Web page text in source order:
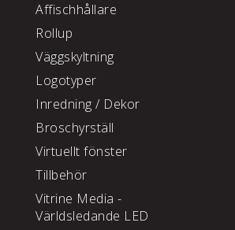
Affischhållare
Rollup
Väggskyltning
Logotyper
Inredning / Dekor
Broschyrställ
Virtuellt fönster
Tillbehör
Vitrine Media -
Världsledande LED